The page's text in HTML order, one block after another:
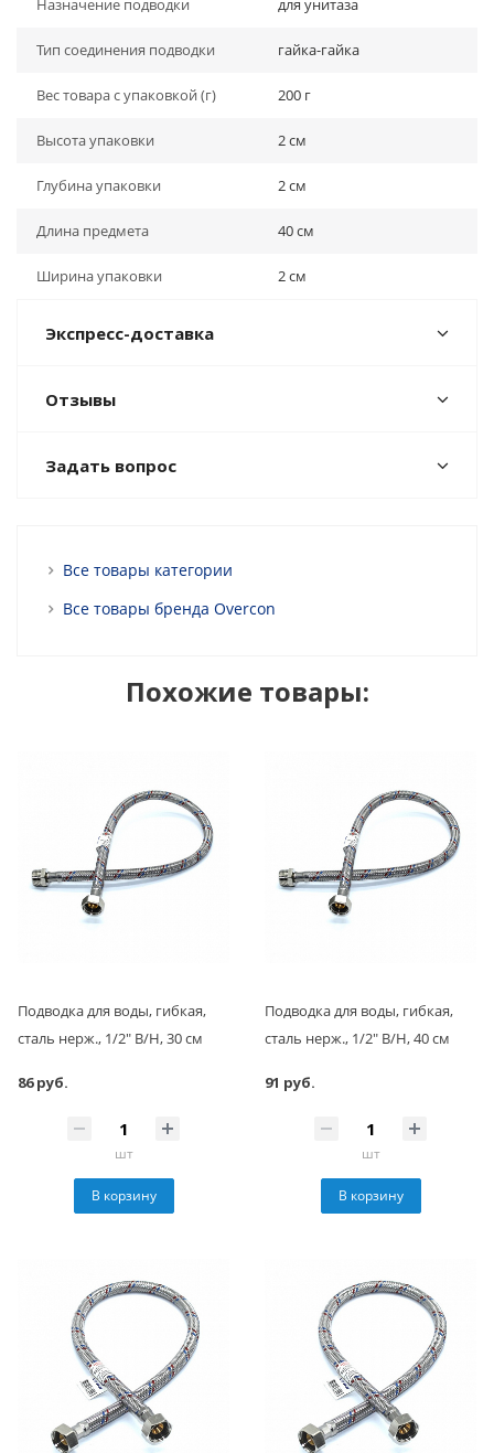
Назначение подводки для унитаза
Тип соединения подводки гайка-гайка
Вес товара с упаковкой (г) 200 г
Высота упаковки 2 см
Глубина упаковки 2 см
Длина предмета 40 см
Ширина упаковки 2 см
Экспресс-доставка
Отзывы
Задать вопрос
Все товары категории
Все товары бренда Overcon
Похожие товары:
Подводка для воды, гибкая,
сталь нерж., 1/2" В/Н, 30 см
86 руб.
шт
В корзину
Подводка для воды, гибкая,
сталь нерж., 1/2" В/Н, 40 см
91 руб.
шт
В корзину